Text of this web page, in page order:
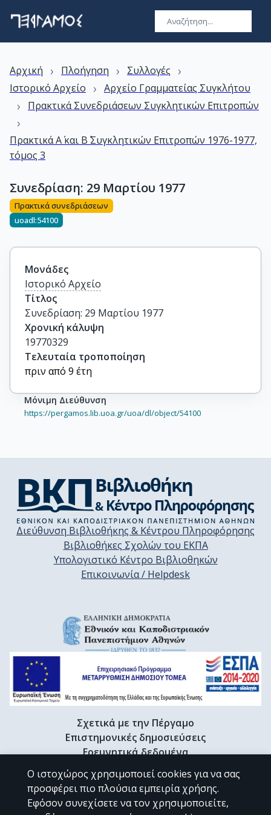
Αρχική › Πλοήγηση › Συλλογές ›
Ιστορικό Αρχείο › Αρχείο Γραμματείας Συγκλήτου
› Πρακτικά Συνεδριάσεων Συγκλητικών Επιτροπών
›
Πρακτικά Α΄ και Β΄ Συγκλητικών Επιτροπών 1976-1977,
τόμος 3
Συνεδρίαση: 29 Μαρτίου 1977
Πρακτικά συνεδριάσεων
uoadl:54100
Μονάδες
Ιστορικό Αρχείο
Τίτλος
Συνεδρίαση: 29 Μαρτίου 1977
Χρονική κάλυψη
19770329
Τελευταία τροποποίηση
πριν από 9 έτη
Μόνιμη Διεύθυνση
https://pergamos.lib.uoa.gr/uoa/dl/object/54100
Διεύθυνση Βιβλιοθήκης & Κέντρου Πληροφόρησης
Βιβλιοθήκες Σχολών του ΕΚΠΑ
Υπολογιστικό Κέντρο Βιβλιοθηκών
Επικοινωνία / Helpdesk
Σχετικά με την Πέργαμο
Επιστημονικές δημοσιεύσεις
Ερευνητικά δεδομένα
Διδακτορικές διατριβές & Γκρίζα βιβλιογραφία
Προφίλ Ερευνητή
Ο ιστοχώρος χρησιμοποιεί cookies για να σας
προσφέρει πιο πλούσια εμπειρία χρήσης.
Εφόσον συνεχίσετε να τον χρησιμοποιείτε,